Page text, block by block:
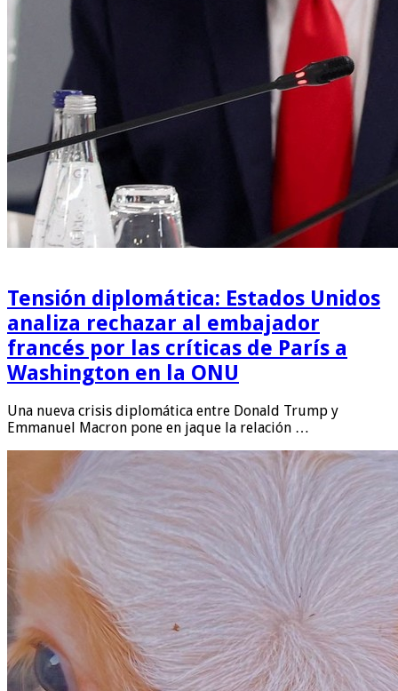
Tensión diplomática: Estados Unidos
analiza rechazar al embajador
francés por las críticas de París a
Washington en la ONU
Una nueva crisis diplomática entre Donald Trump y
Emmanuel Macron pone en jaque la relación …